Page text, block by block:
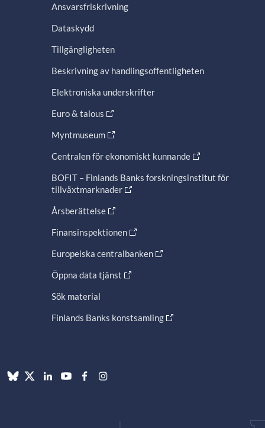
Ansvarsfriskrivning
Dataskydd
Tillgängligheten
Beskrivning av handlingsoffentligheten
Elektroniska underskrifter
Euro & talous
Myntmuseum
Centralen för ekonomiskt kunnande
BOFIT – Finlands Banks forskningsinstitut för
tillväxtmarknader
Årsberättelse
Finansinspektionen
Europeiska centralbanken
Öppna data tjänst
Sök material
Finlands Banks konstsamling